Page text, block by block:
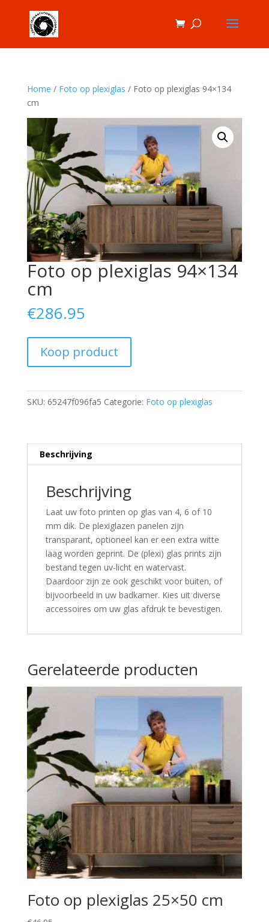
Home / Foto op plexiglas / Foto op plexiglas 94×134
cm
Foto op plexiglas 94×134
cm
€286.95
Koop product
SKU: 65247f096fa5 Categorie: Foto op plexiglas
Beschrijving
Beschrijving
Laat uw foto printen op glas van 4, 6 of 10
mm dik. De plexiglazen panelen zijn
transparant, optioneel kan er een extra witte
laag worden geprint. De (plexi) glas prints zijn
bestand tegen uv-licht en watervast.
Daardoor zijn ze ook geschikt voor buiten, of
bijvoorbeeld in uw badkamer. Kies uit diverse
accessoires om uw glas afdruk te bevestigen.
Gerelateerde producten
Foto op plexiglas 25×50 cm